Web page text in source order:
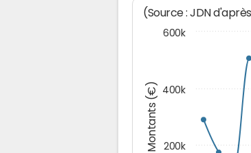
Montants (€)
(Source : JDN
200k
400k
600k